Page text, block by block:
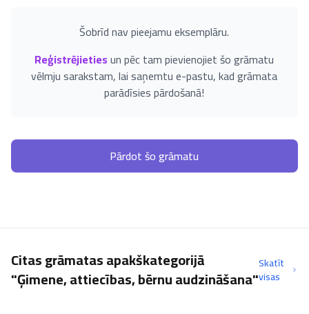
Šobrīd nav pieejamu eksemplāru.
Reģistrējietiesun pēc tam pievienojiet šo grāmatu
vēlmju sarakstam, lai saņemtu e-pastu, kad grāmata
parādīsies pārdošanā!
Pārdot šo grāmatu
Citas grāmatas apakškategorijā
"Ģimene, attiecības, bērnu audzināšana"
Skatīt
visas